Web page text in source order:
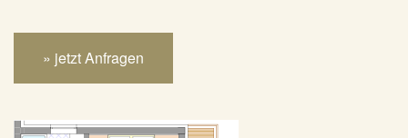
» jetzt Anfragen